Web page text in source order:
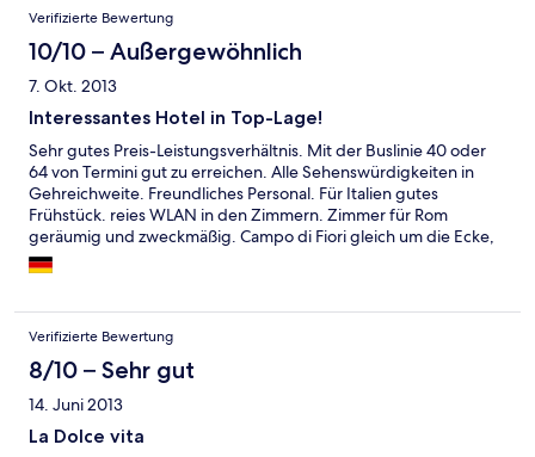
Verifizierte Bewertung
10/10 – Außergewöhnlich
7. Okt. 2013
Interessantes Hotel in Top-Lage!
Sehr gutes Preis-Leistungsverhältnis. Mit der Buslinie 40 oder
64 von Termini gut zu erreichen. Alle Sehenswürdigkeiten in
Gehreichweite. Freundliches Personal. Für Italien gutes
Frühstück. reies WLAN in den Zimmern. Zimmer für Rom
geräumig und zweckmäßig. Campo di Fiori gleich um die Ecke,
Piazza Navarone 5 Gehminuten entfernt. Für einen Stadturlaub
in Rom bestens geeignet.
Verifizierte Bewertung
8/10 – Sehr gut
14. Juni 2013
La Dolce vita